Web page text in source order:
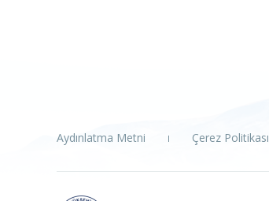
Aydınlatma Metni Çerez Politikası